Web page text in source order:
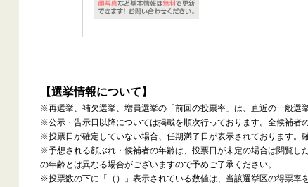
【選挙情報について】
※再選挙、補欠選挙、増員選挙の「前回の投票率」は、直近の一般選
※公示・告示日以降については掲載を順次行っております。全候補者
※投票日が確定していない場合、任期満了日が表示されております。
※予想される顔ぶれ・候補者の年齢は、投票日が未定の場合は閲覧し
の年齢とは異なる場合がございますので予めご了承ください。
※投票数の下に「（）」表示されている数値は、当該選挙区の得票率